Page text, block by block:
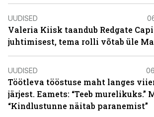
UUDISED
Valeria Kiisk taandub Redgate
juhtimisest, tema rolli võtab üle
UUDISED
Töötleva tööstuse maht langes
järjest. Eamets: “Teeb murelikuks.”
“Kindlustunne näitab paranemist”